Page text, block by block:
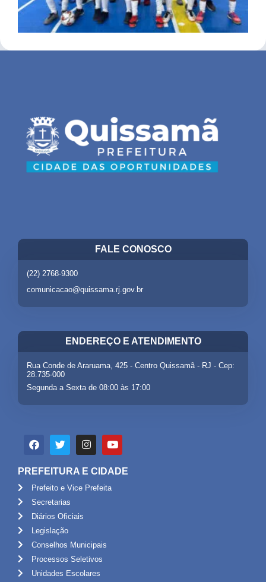
FALE CONOSCO
(22) 2768-9300
comunicacao@quissama.rj.gov.br
ENDEREÇO E ATENDIMENTO
Rua Conde de Araruama, 425 - Centro Quissamã - RJ - Cep:
28.735-000
Segunda a Sexta de 08:00 às 17:00
PREFEITURA E CIDADE
Prefeito e Vice Prefeita
Secretarias
Diários Oficiais
Legislação
Conselhos Municipais
Processos Seletivos
Unidades Escolares